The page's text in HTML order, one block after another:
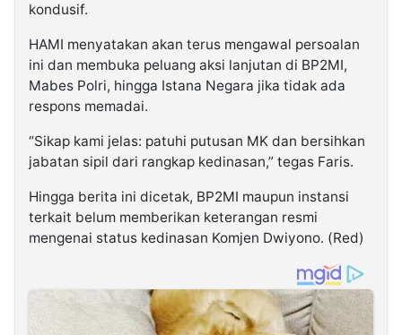
kondusif.
HAMI menyatakan akan terus mengawal persoalan
ini dan membuka peluang aksi lanjutan di BP2MI,
Mabes Polri, hingga Istana Negara jika tidak ada
respons memadai.
“Sikap kami jelas: patuhi putusan MK dan bersihkan
jabatan sipil dari rangkap kedinasan,” tegas Faris.
Hingga berita ini dicetak, BP2MI maupun instansi
terkait belum memberikan keterangan resmi
mengenai status kedinasan Komjen Dwiyono. (Red)